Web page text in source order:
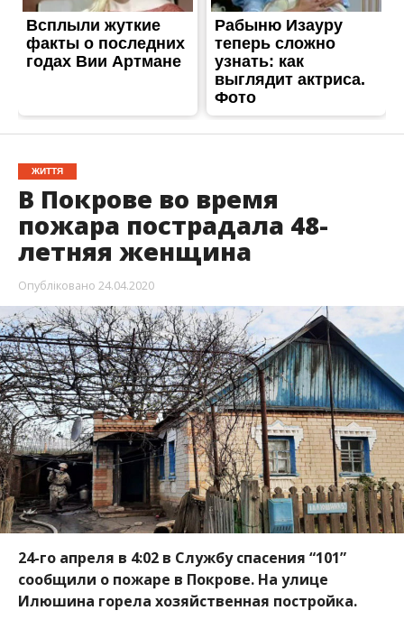
ЖИТТЯ
В Покрове во время
пожара пострадала 48-
летняя женщина
Опубліковано 24.04.2020
24-го апреля в 4:02 в Службу спасения “101”
сообщили о пожаре в Покрове. На улице
Илюшина горела хозяйственная постройка.